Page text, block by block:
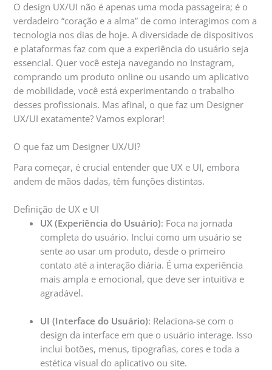
O design UX/UI não é apenas uma moda passageira; é o
verdadeiro “coração e a alma” de como interagimos com a
tecnologia nos dias de hoje. A diversidade de dispositivos
e plataformas faz com que a experiência do usuário seja
essencial. Quer você esteja navegando no Instagram,
comprando um produto online ou usando um aplicativo
de mobilidade, você está experimentando o trabalho
desses profissionais. Mas afinal, o que faz um Designer
UX/UI exatamente? Vamos explorar!
O que faz um Designer UX/UI?
Para começar, é crucial entender que UX e UI, embora
andem de mãos dadas, têm funções distintas.
Definição de UX e UI
UX (Experiência do Usuário): Foca na jornada
completa do usuário. Inclui como um usuário se
sente ao usar um produto, desde o primeiro
contato até a interação diária. É uma experiência
mais ampla e emocional, que deve ser intuitiva e
agradável.
UI (Interface do Usuário): Relaciona-se com o
design da interface em que o usuário interage. Isso
inclui botões, menus, tipografias, cores e toda a
estética visual do aplicativo ou site.